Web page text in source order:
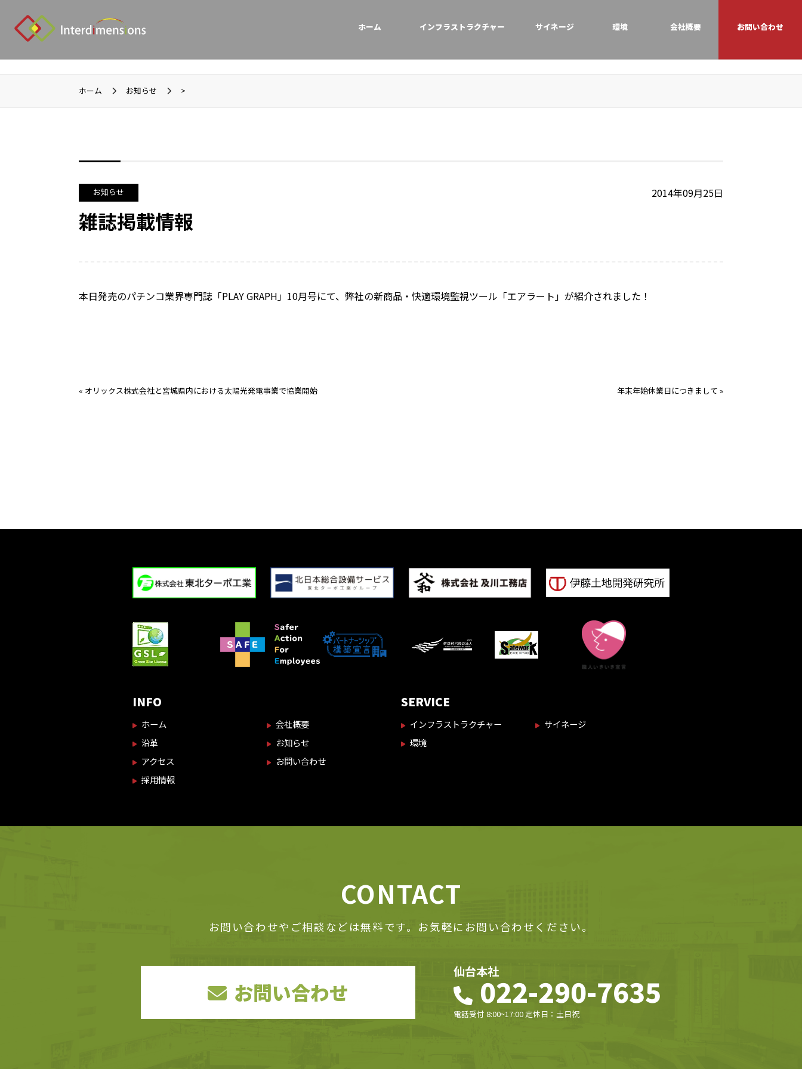
ホーム インフラストラクチャー サイネージ 環境 会社概要 お問い合わせ
ホーム お知らせ >
お知らせ 2014年09月25日
雑誌掲載情報
本日発売のパチンコ業界専門誌「PLAY GRAPH」10月号にて、弊社の新商品・快適環境監視ツール「エアラート」が紹介されました！
« オリックス株式会社と宮城県内における太陽光発電事業で協業開始 年末年始休業日につきまして »
INFO
ホーム
会社概要
沿革
お知らせ
アクセス
お問い合わせ
採用情報
SERVICE
インフラストラクチャー
サイネージ
環境
CONTACT
お問い合わせやご相談などは無料です。お気軽にお問い合わせください。
お問い合わせ
仙台本社
022-290-7635
電話受付 8:00~17:00 定休日：土日祝